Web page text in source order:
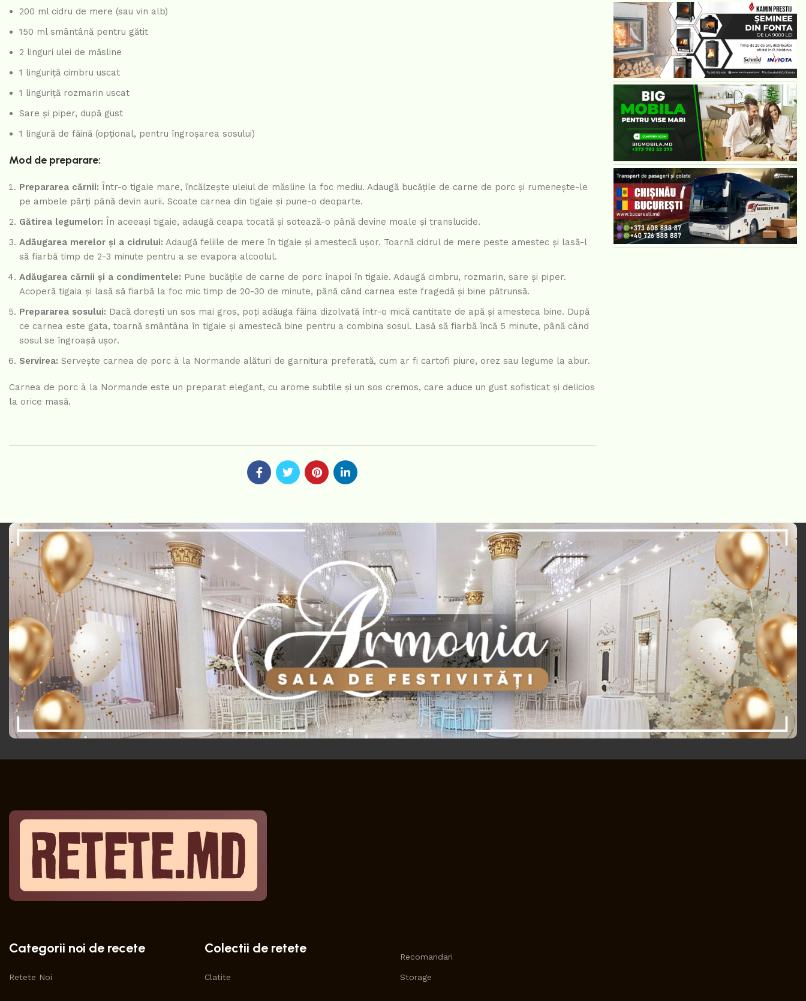
200 ml cidru de mere (sau vin alb)
150 ml smântână pentru gătit
2 linguri ulei de măsline
1 linguriță cimbru uscat
1 linguriță rozmarin uscat
Sare și piper, după gust
1 lingură de făină (opțional, pentru îngroșarea sosului)
Mod de preparare:
Prepararea cărnii: Într-o tigaie mare, încălzește uleiul de măsline la foc mediu. Adaugă bucățile de carne de porc și rumenește-le
pe ambele părți până devin aurii. Scoate carnea din tigaie și pune-o deoparte.
Gătirea legumelor: În aceeași tigaie, adaugă ceapa tocată și sotează-o până devine moale și translucide.
Adăugarea merelor și a cidrului: Adaugă feliile de mere în tigaie și amestecă ușor. Toarnă cidrul de mere peste amestec și lasă-l
să fiarbă timp de 2-3 minute pentru a se evapora alcoolul.
Adăugarea cărnii și a condimentele: Pune bucățile de carne de porc înapoi în tigaie. Adaugă cimbru, rozmarin, sare și piper.
Acoperă tigaia și lasă să fiarbă la foc mic timp de 20-30 de minute, până când carnea este fragedă și bine pătrunsă.
Prepararea sosului: Dacă dorești un sos mai gros, poți adăuga făina dizolvată într-o mică cantitate de apă și amesteca bine. După
ce carnea este gata, toarnă smântâna în tigaie și amestecă bine pentru a combina sosul. Lasă să fiarbă încă 5 minute, până când
sosul se îngroașă ușor.
Servirea: Servește carnea de porc à la Normande alături de garnitura preferată, cum ar fi cartofi piure, orez sau legume la abur.
Carnea de porc à la Normande este un preparat elegant, cu arome subtile și un sos cremos, care aduce un gust sofisticat și delicios
la orice masă.
Categorii noi de recete
Retete Noi
Colectii de retete
Clatite
Recomandari
Storage